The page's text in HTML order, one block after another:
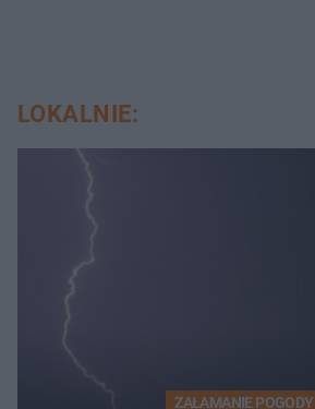
LOKALNIE:
ZAŁAMANIE POGODY